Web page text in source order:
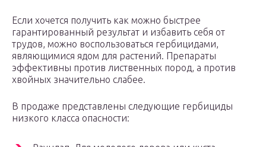
Если хочется получить как можно быстрее
гарантированный результат и избавить себя от
трудов, можно воспользоваться гербицидами,
являющимися ядом для растений. Препараты
эффективны против лиственных пород, а против
хвойных значительно слабее.
В продаже представлены следующие гербициды
низкого класса опасности: